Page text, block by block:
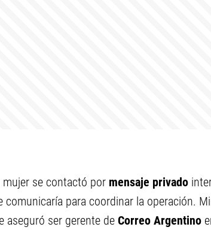
mujer se contactó por mensaje privado
para coordinar la operación.
aseguró ser gerente de Correo Argentino